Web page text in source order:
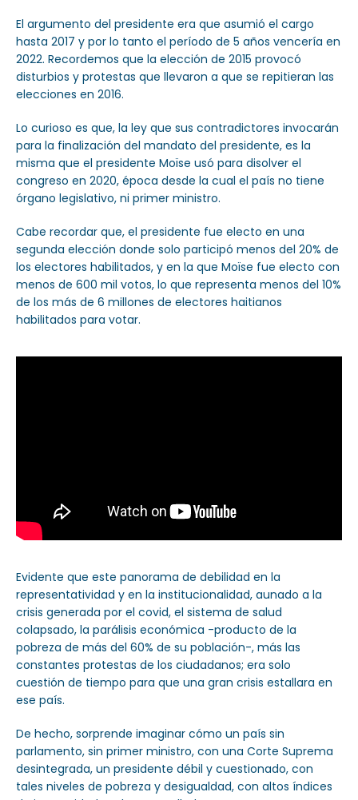
El argumento del presidente era que asumió el cargo
hasta 2017 y por lo tanto el período de 5 años vencería en
2022. Recordemos que la elección de 2015 provocó
disturbios y protestas que llevaron a que se repitieran las
elecciones en 2016.
Lo curioso es que, la ley que sus contradictores invocarán
para la finalización del mandato del presidente, es la
misma que el presidente Moïse usó para disolver el
congreso en 2020, época desde la cual el país no tiene
órgano legislativo, ni primer ministro.
Cabe recordar que, el presidente fue electo en una
segunda elección donde solo participó menos del 20% de
los electores habilitados, y en la que Moïse fue electo con
menos de 600 mil votos, lo que representa menos del 10%
de los más de 6 millones de electores haitianos
habilitados para votar.
Evidente que este panorama de debilidad en la
representatividad y en la institucionalidad, aunado a la
crisis generada por el covid, el sistema de salud
colapsado, la parálisis económica -producto de la
pobreza de más del 60% de su población-, más las
constantes protestas de los ciudadanos; era solo
cuestión de tiempo para que una gran crisis estallara en
ese país.
De hecho, sorprende imaginar cómo un país sin
parlamento, sin primer ministro, con una Corte Suprema
desintegrada, un presidente débil y cuestionado, con
tales niveles de pobreza y desigualdad, con altos índices